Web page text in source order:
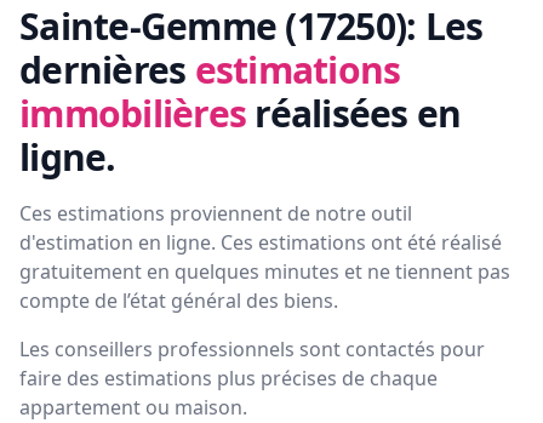
Sainte-Gemme (17250): Les
dernières estimations
immobilières réalisées en
ligne.
Ces estimations proviennent de notre outil
d'estimation en ligne. Ces estimations ont été réalisé
gratuitement en quelques minutes et ne tiennent pas
compte de l’état général des biens.
Les conseillers professionnels sont contactés pour
faire des estimations plus précises de chaque
appartement ou maison.